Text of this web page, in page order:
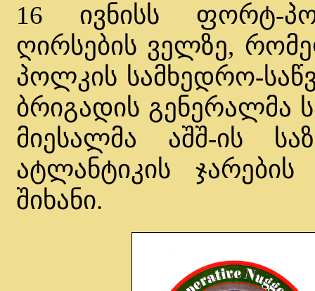
16 ივნისს ფორტ-
ღირსების ველზე,
პოლკის სამხედრო-
ბრიგადის გენერალმა
მიესალმა აშშ-ის
ატლანტიკის
შიხანი.